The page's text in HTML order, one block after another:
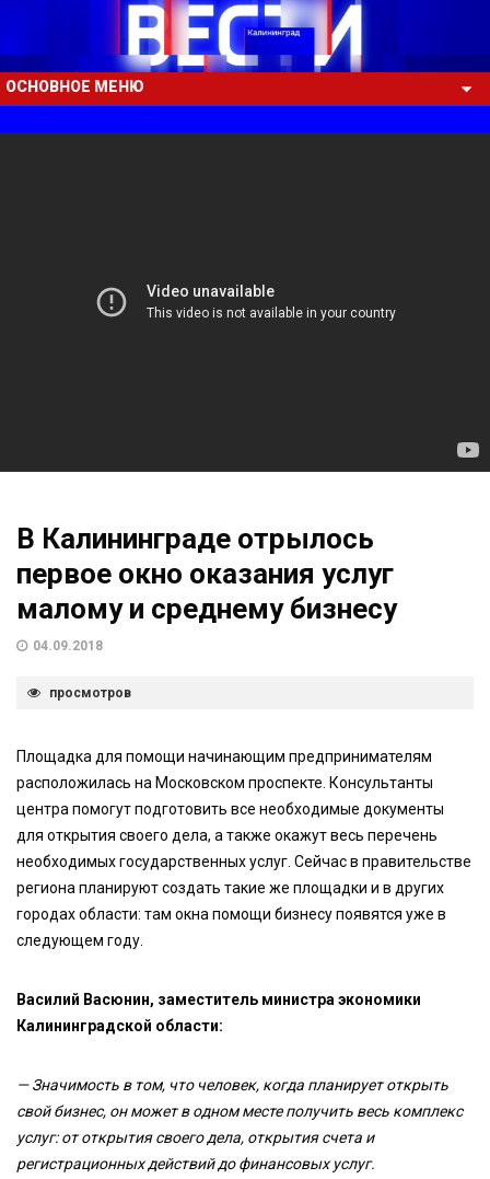
ОСНОВНОЕ МЕНЮ
В Калининграде отрылось
первое окно оказания услуг
малому и среднему бизнесу
04.09.2018
просмотров
Площадка для помощи начинающим предпринимателям
расположилась на Московском проспекте. Консультанты
центра помогут подготовить все необходимые документы
для открытия своего дела, а также окажут весь перечень
необходимых государственных услуг. Сейчас в правительстве
региона планируют создать такие же площадки и в других
городах области: там окна помощи бизнесу появятся уже в
следующем году.
Василий Васюнин, заместитель министра экономики
Калининградской области:
— Значимость в том, что человек, когда планирует открыть
свой бизнес, он может в одном месте получить весь комплекс
услуг: от открытия своего дела, открытия счета и
регистрационных действий до финансовых услуг.